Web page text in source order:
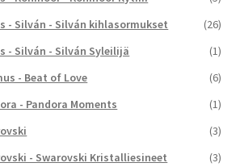
- Silván - Silván kihlasormukset
(26)
- Silván - Silván Syleilijä
(1)
- Beat of Love
(6)
- Pandora Moments
(1)
(3)
- Swarovski Kristalliesineet
(3)